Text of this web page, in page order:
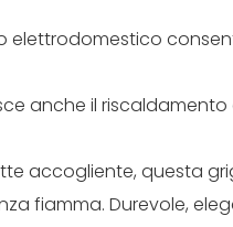
anche il
accogliente, questa
fiamma. Durevole,